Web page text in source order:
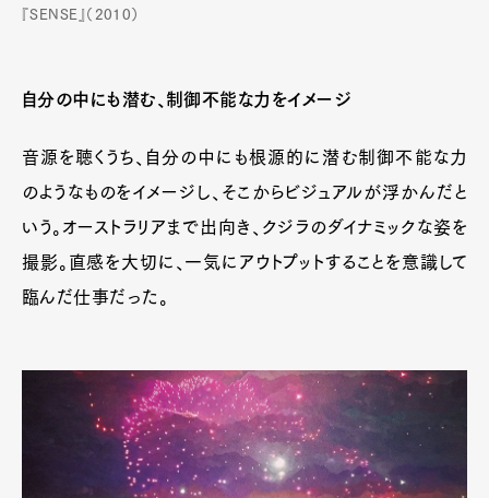
Official Columnist
Pen Meet
Pen international Pen tw
『SENSE』（2010）
自分の中にも潜む、制御不能な力をイメージ
音源を聴くうち、自分の中にも根源的に潜む制御不能な力
のようなものをイメージし、そこからビジュアルが浮かんだと
いう。オーストラリアまで出向き、クジラのダイナミックな姿を
撮影。直感を大切に、一気にアウトプットすることを意識して
臨んだ仕事だった。